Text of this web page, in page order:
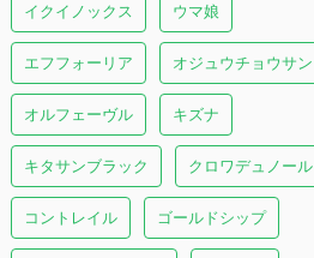
イクイノックス ウマ娘
エフフォーリア オジュウチョウサン
オルフェーヴル キズナ
キタサンブラック クロワデュノール
コントレイル ゴールドシップ